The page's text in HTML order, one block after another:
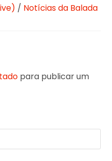
/ Notícias da Balada
para publicar um